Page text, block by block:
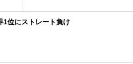
1位にストレート負け